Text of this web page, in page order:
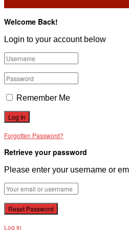
Welcome Back!
Login to your account below
Remember Me
Forgotten Password?
Retrieve your password
Please enter your username or
Log In